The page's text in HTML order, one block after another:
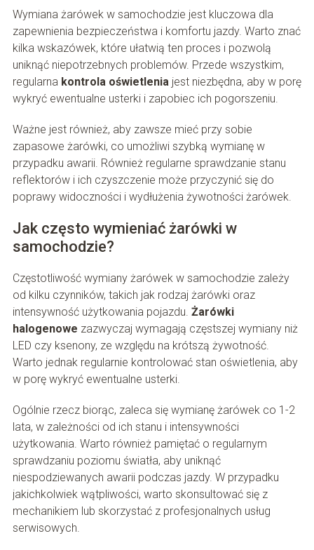
Wymiana żarówek w samochodzie jest kluczowa dla
zapewnienia bezpieczeństwa i komfortu jazdy. Warto znać
kilka wskazówek, które ułatwią ten proces i pozwolą
uniknąć niepotrzebnych problemów. Przede wszystkim,
regularna kontrola oświetleniajest niezbędna, aby w porę
wykryć ewentualne usterki i zapobiec ich pogorszeniu.
Ważne jest również, aby zawsze mieć przy sobie
zapasowe żarówki, co umożliwi szybką wymianę w
przypadku awarii. Również regularne sprawdzanie stanu
reflektorów i ich czyszczenie może przyczynić się do
poprawy widoczności i wydłużenia żywotności żarówek.
Jak często wymieniać żarówki w
samochodzie?
Częstotliwość wymiany żarówek w samochodzie zależy
od kilku czynników, takich jak rodzaj żarówki oraz
intensywność użytkowania pojazdu. Żarówki
halogenowe zazwyczaj wymagają częstszej wymiany niż
LED czy ksenony, ze względu na krótszą żywotność.
Warto jednak regularnie kontrolować stan oświetlenia, aby
w porę wykryć ewentualne usterki.
Ogólnie rzecz biorąc, zaleca się wymianę żarówek co 1-2
lata, w zależności od ich stanu i intensywności
użytkowania. Warto również pamiętać o regularnym
sprawdzaniu poziomu światła, aby uniknąć
niespodziewanych awarii podczas jazdy. W przypadku
jakichkolwiek wątpliwości, warto skonsultować się z
mechanikiem lub skorzystać z profesjonalnych usług
serwisowych.